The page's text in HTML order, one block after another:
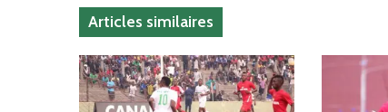
Articles similaires